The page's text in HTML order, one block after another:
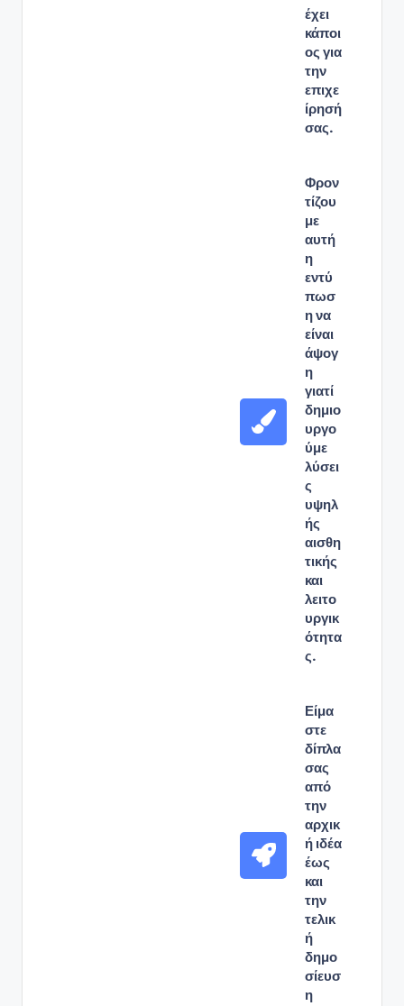
έχει
κάποι
ος για
την
επιχε
ίρησή
σας.
Φρον
τίζου
με
αυτή
η
εντύ
πωσ
η να
είναι
άψογ
η
γιατί
δημιο
υργο
ύμε
λύσει
ς
υψηλ
ής
αισθη
τικής
και
λειτο
υργικ
ότητα
ς.
Είμα
στε
δίπλα
σας
από
την
αρχικ
ή ιδέα
έως
και
την
τελικ
ή
δημο
σίευσ
η